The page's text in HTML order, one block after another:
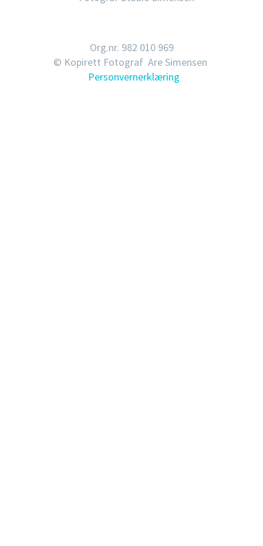
Org.nr. 982 010 969
© Kopirett Fotograf Are Simensen
Personvernerklæring